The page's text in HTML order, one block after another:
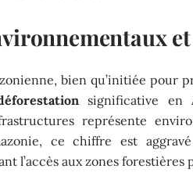
bien qu’initiée pour
significative en
représente
ce chiffre est
l’accès aux zones forestières